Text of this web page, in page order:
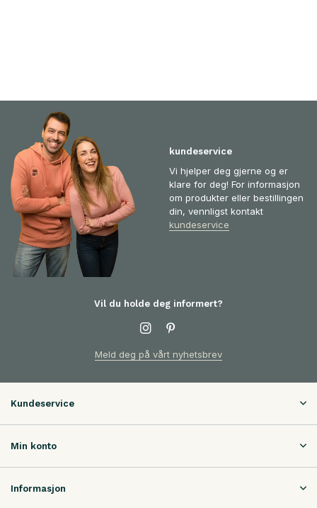
kundeservice
Vi hjelper deg gjerne og er
klare for deg! For informasjon
om produkter eller bestillingen
din, vennligst kontakt
kundeservice
Vil du holde deg informert?
Meld deg på vårt nyhetsbrev
Kundeservice
Min konto
Informasjon